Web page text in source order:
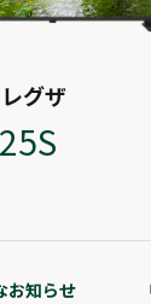
グザ
お知らせ